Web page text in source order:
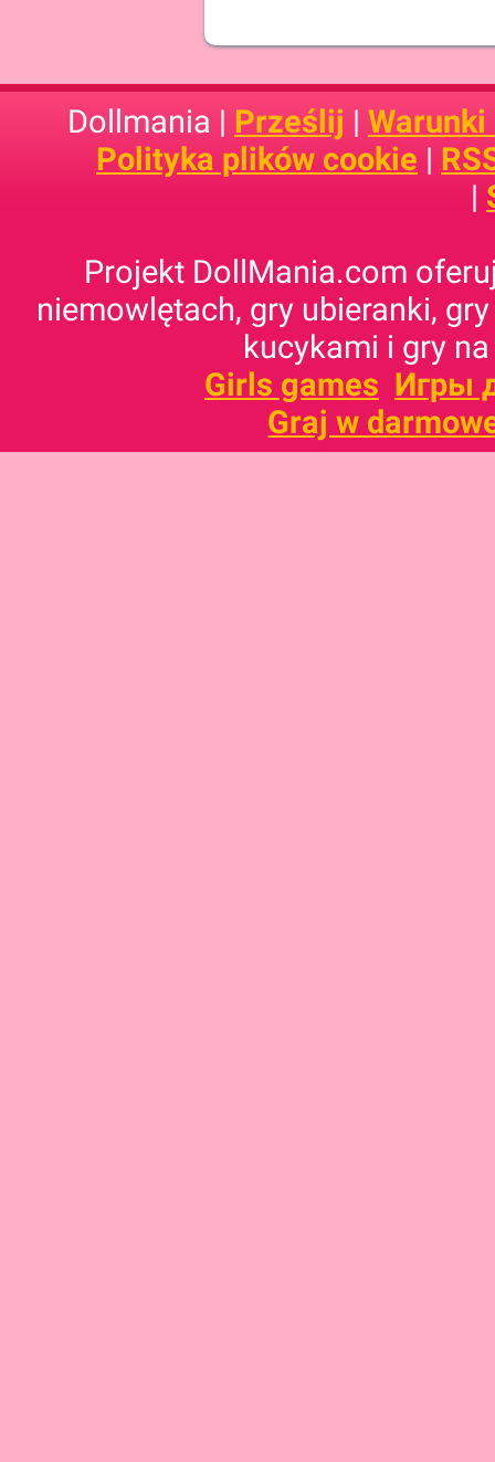
Dollmania | Prześlij |
Polityka plików cookie |
|
Projekt DollMania.com
niemowlętach, gry ubieranki,
kucykami i gry
Girls games Игры
Graj w